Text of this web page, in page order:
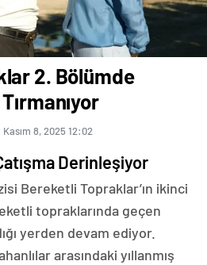
2. Bölümde
Kasım 8, 2025 12:02
Derinleşiyor
Bereketli Topraklar’ın ikinci
topraklarında geçen
yerden devam ediyor.
arasındaki yıllanmış